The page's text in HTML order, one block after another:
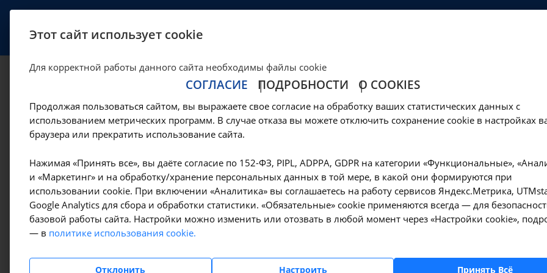
Исследование уровня
крови - A09.05.058 в Иркутске
Цены в Иркутске — Лабораторные исследования — Гормоны — Исследование уровня паратиреоидного гормона в крови -
Оформите заявку на сайте, мы свяжемся с
вопросы.
Амбулаторно-
поликлинические услуги
Гемодиализ
Да, верно
Этот сайт использует cookie
Для корректной работы данного сайта необходимы файлы cookie
СОГЛАСИЕ ПОДРОБНОСТИ О COOKIES
Продолжая пользоваться сайтом, вы выражаете свое согласие на обработку ваших статистических данных с
использованием метрических программ. В случае отказа вы можете отключить сохранение cookie в настройках
браузера или прекратить использование сайта.
Нажимая «Принять все», вы даёте согласие по 152-ФЗ, PIPL, ADPPA, GDPR на категории «Функциональные»,
и «Маркетинг» и на обработку/хранение персональных данных в той мере, в какой они формируются при
использовании cookie. При включении «Аналитика» вы соглашаетесь на работу сервисов Яндекс.Метрика,
Google Analytics для сбора и обработки статистики. «Обязательные» cookie применяются всегда — для
базовой работы сайта. Настройки можно изменить или отозвать в любой момент через «Настройки cookie»,
— в политике использования cookie.
Отклонить Настроить Принять Всё